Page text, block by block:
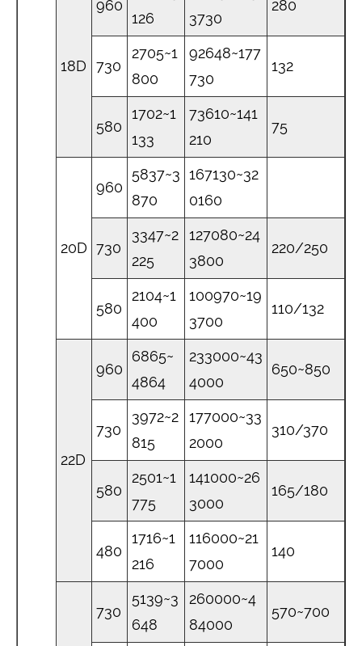
18D
960
126
3730
280
730
2705~1
800
92648~177
730
132
580
1702~1
133
73610~141
210
75
20D
960
5837~3
870
167130~32
0160
730
3347~2
225
127080~24
3800
220/250
580
2104~1
400
100970~19
3700
110/132
22D
960
6865~
4864
233000~43
4000
650~850
730
3972~2
815
177000~33
2000
310/370
580
2501~1
775
141000~26
3000
165/180
480
1716~1
216
116000~21
7000
140
730
5139~3
648
260000~4
84000
570~700